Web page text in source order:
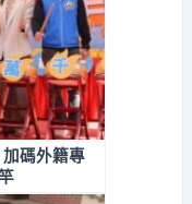
碼外籍專